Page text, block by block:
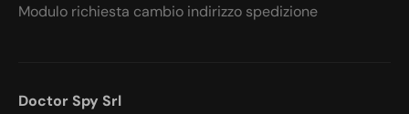
Modulo richiesta cambio indirizzo spedizione
Doctor Spy Srl